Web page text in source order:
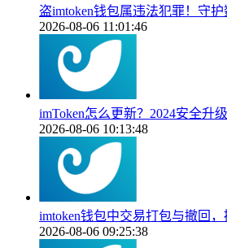
盗imtoken钱包属违法犯罪！守
2026-08-06 11:01:46
imToken怎么更新？2024安全升
2026-08-06 10:13:48
imtoken钱包中交易打包与撤回
2026-08-06 09:25:38